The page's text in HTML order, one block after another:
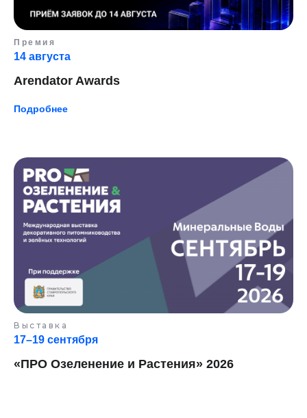
Премия
14 августа
Arendator Awards
Подробнее
Выставка
17–19 сентября
«ПРО Озеленение и Растения» 2026